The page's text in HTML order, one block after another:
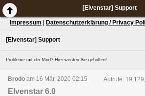
[Elvenstar] Support
Impressum Datenschutzerklärung / Privacy
[Elvenstar] Support
Probleme mit der Mod? Hier werden Sie geholfen!
Brodo am 16 Mär, 2020 02:15 Aufrufe:
Elvenstar 6.0